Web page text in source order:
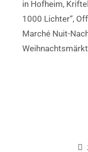
in Hofheim,
1000 Lichter“,
Marché Nuit-